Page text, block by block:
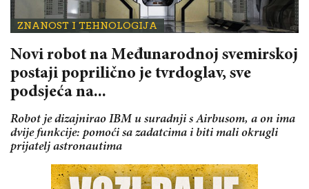
ZNANOST I TEHNOLOGIJA
Novi robot na Međunarodnoj svemirskoj
postaji poprilično je tvrdoglav, sve
podsjeća na...
Robot je dizajnirao IBM u suradnji s Airbusom, a on ima
dvije funkcije: pomoći sa zadatcima i biti mali okrugli
prijatelj astronautima